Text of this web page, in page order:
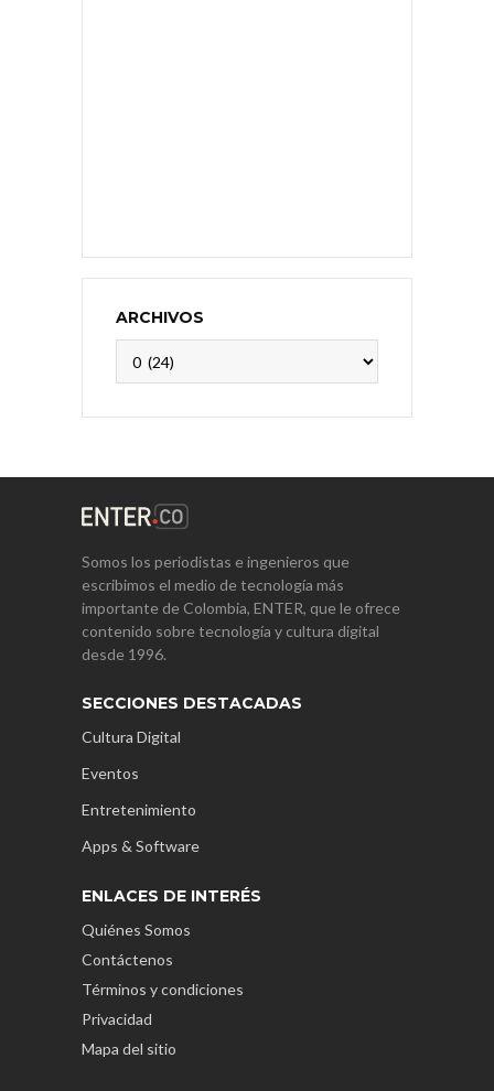
ARCHIVOS
Somos los periodistas e ingenieros que
escribimos el medio de tecnología más
importante de Colombia, ENTER, que le ofrece
contenido sobre tecnología y cultura digital
desde 1996.
SECCIONES DESTACADAS
Cultura Digital
Eventos
Entretenimiento
Apps & Software
ENLACES DE INTERÉS
Quiénes Somos
Contáctenos
Términos y condiciones
Privacidad
Mapa del sitio